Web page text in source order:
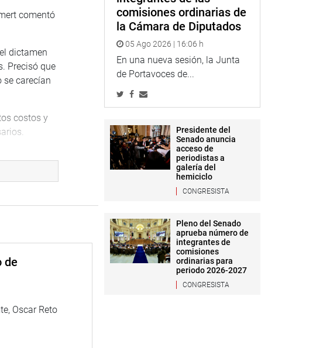
comentó
dictamen
Precisó que
se carecían
costos y
entre
mayor
soles por
la
exonerar
(dijo
Belaunde:
desarrollo
de
Oscar Reto
comisiones ordinarias de
la Cámara de Diputados
05 Ago 2026 | 16:06 h
En una nueva sesión, la Junta
de Portavoces de...
Presidente del
Senado anuncia
acceso de
periodistas a
galería del
hemiciclo
CONGRESISTA
Pleno del Senado
aprueba número de
integrantes de
comisiones
ordinarias para
periodo 2026-2027
CONGRESISTA